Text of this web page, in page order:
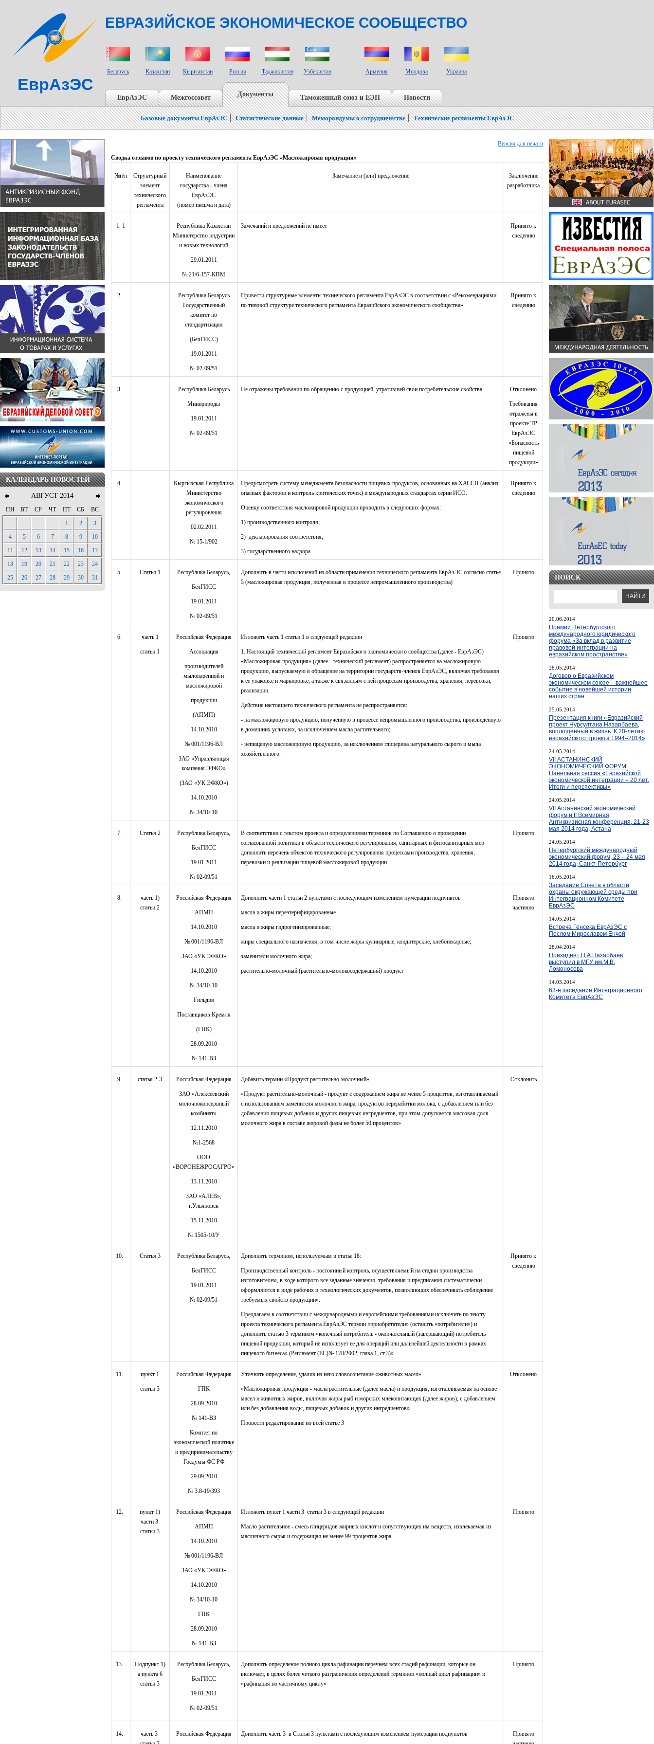
ЕВРАЗИЙСКОЕ ЭКОНОМИЧЕСКОЕ СООБЩЕСТВО
ЕврАзЭС
Беларусь Казахстан Кыргызстан Россия Таджикистан Узбекистан Армения Молдова Украина
ЕврАзЭС Межгоссовет Документы Таможенный союз и ЕЭП Новости
Базовые документы ЕврАзЭС Статистические данные Меморандумы о сотрудничестве Технические регламенты ЕврАзЭС
КАЛЕНДАРЬ НОВОСТЕЙ
АВГУСТ 2014
ПН ВТ СР ЧТ ПТ СБ
ВС
1
2
3
4
5 6 7 8 9
10
11
12 13 14 15 16
17
18
19 20 21 22 23
24
25
26 27 28 29 30 31
Версия для печати
Сводка отзывов по проекту технического регламента ЕврАзЭС «Масложировая продукция»
№п\п
Структурный
элемент
технического
регламента
Наименование
государства - члена
ЕврАзЭС
(номер письма и дата)
Замечание и (или) предложение
Заключение
разработчика
1. 1
Республика Казахстан
Министерство индустрии
и новых технологий
29.01.2011
№ 21/6-157-КПМ
Замечаний и предложений не имеет
Принято к
сведению
2.
Республика Беларусь
Государственный
комитет по
стандартизации
(БелГИСС)
19.01.2011
№ 02-09/51
Привести структурные элементы технического регламента ЕврАзЭС в соответствии с «Рекомендациями
по типовой структуре технического регламента Евразийского экономического сообщества»
Принято к
сведению
3. Республика Беларусь
Минприроды
19.01.2011
№ 02-09/51
Не отражены требования по обращению с продукцией, утратившей свои потребительские свойства Отклонено
Требования
отражены в
проекте ТР
ЕврАзЭС
«Бопасность
пищевой
продукции»
4.
Кыргызская Республика
Министерство
экономического
регулирования
02.02.2011
№ 15-1/902
Предусмотреть систему менеджмента безопасности пищевых продуктов, основанных на ХАССП (анализ
опасных факторов и контроль критических точек) и международных стандартах серии ИСО.
Оценку соответствия масложировой продукции проводить в следующих формах:
1) производственного контроля;
2) декларирования соответствия;
3) государственного надзора.
Принято к
сведению
5. Статья 1 Республика Беларусь,
БелГИСС
19.01.2011
№ 02-09/51
Дополнить в части исключений из области применения технического регламента ЕврАзЭС согласно статье
5 (масложировая продукция, полученная в процессе непромышленного производства)
Принято
6. часть 1
статьи 1
Российская Федерация
Ассоциация
производителей
мыловаренной и
масложировой
продукции
(АПМП)
14.10.2010
№ 001/1196-ВЛ
ЗАО «Управляющая
компания ЭФКО»
(ЗАО «УК ЭФКО»)
14.10.2010
№ 34/10-10
Изложить часть 1 статьи 1 в следующей редакции
1. Настоящий технический регламент Евразийского экономического сообщества (далее - ЕврАзЭС)
«Масложировая продукция» (далее - технический регламент) распространяется на масложировую
продукцию, выпускаемую в обращение на территории государств-членов ЕврАзЭС, включая требования
к её упаковке и маркировке, а также к связанным с ней процессам производства, хранения, перевозки,
реализации.
Действие настоящего технического регламента не распространяется:
- на масложировую продукцию, полученную в процессе непромышленного производства, произведенную
в домашних условиях, за исключением масла растительного;
- непищевую масложировую продукцию, за исключением глицерина натурального сырого и мыла
хозяйственного.
Принято
7. Статья 2 Республика Беларусь,
БелГИСС
19.01.2011
№ 02-09/51
В соответствии с текстом проекта и определениями терминов по Соглашению о проведении
согласованной политики в области технического регулирования, санитарных и фитосанитарных мер
дополнить перечень объектов технического регулирования процессами производства, хранения,
перевозки и реализации пищевой масложировой продукции
Принято
8.
часть 1)
статьи 2
Российская Федерация
АПМП
14.10.2010
№ 001/1196-ВЛ
ЗАО «УК ЭФКО»
14.10.2010
№ 34/10-10
Гильдия
Поставщиков Кремля
(ГПК)
28.09.2010
№ 141-ВЗ
Дополнить части 1 статьи 2 пунктами с последующим изменением нумерации подпунктов
масла и жиры переэтерифицированные
масла и жиры гидрогенизированные;
жиры специального назначения, в том числе жиры кулинарные, кондитерские, хлебопекарные;
заменители молочного жира;
растительно-молочный (растительно-молокосодержащий) продукт
Принято
частично
9. статья 2-3 Российская Федерация
ЗАО «Алексеевский
молочноконсервный
комбинат»
12.11.2010
№1-2568
ООО
«ВОРОНЕЖРОСАГРО»
13.11.2010
ЗАО «АЛЕВ»,
г.Ульяновск
15.11.2010
№ 1505-10/У
Добавить термин «Продукт растительно-молочный»
«Продукт растительно-молочный - продукт с содержанием жира не менее 5 процентов, изготавливаемый
с использованием заменителя молочного жира, продуктов переработки молока, с добавлением или без
добавления пищевых добавок и других пищевых ингредиентов, при этом допускается массовая доля
молочного жира в составе жировой фазы не более 50 процентов»
Отклонить
10. Статья 3 Республика Беларусь,
БелГИСС
19.01.2011
№ 02-09/51
Дополнить термином, используемым в статье 18:
Производственный контроль - постоянный контроль, осуществляемый на стадии производства
изготовителем, в ходе которого все заданные значения, требования и предписания систематически
оформляются в виде рабочих и технологических документов, позволяющих обеспечивать соблюдение
требуемых свойств продукции».
Предлагаем в соответствии с международными и европейскими требованиями исключить по тексту
проекта технического регламента ЕврАзЭС термин «приобретатели» (оставить «потребители») и
дополнить статью 3 термином «конечный потребитель - окончательный (завершающий) потребитель
пищевой продукции, который не использует ее для операций или дальнейшей деятельности в рамках
пищевого бизнеса» (Регламент (ЕС)№ 178/2002, глава 1, ст.3)»
Принято к
сведению
11. пункт 1
статьи 3
Российская Федерация
ГПК
28.09.2010
№ 141-ВЗ
Комитет по
экономической политике
и предпринимательству
Госдумы ФС РФ
29.09.2010
№ 3.8-19/393
Уточнить определение, удалив из него словосочетание «животных масел»
«Масложировая продукция - масла растительные (далее масла) и продукция, изготавливаемая на основе
масел и животных жиров, включая жиры рыб и морских млекопитающих (далее жиров), с добавлением
или без добавления воды, пищевых добавок и других ингредиентов».
Провести редактирование по всей статье 3
Отклонено
12.
пункт 1)
части 3
статьи 3
Российская Федерация
АПМП
14.10.2010
№ 001/1196-ВЛ
ЗАО «УК ЭФКО»
14.10.2010
№ 34/10-10
ГПК
28.09.2010
№ 141-ВЗ
Изложить пункт 1 части 3 статьи 3 в следующей редакции
Масло растительное - смесь глицеридов жирных кислот и сопутствующих им веществ, извлекаемая из
масличного сырья и содержащая не менее 99 процентов жира.
Принято
13.
Подпункт 1)
а пункта 6
статьи 3
Республика Беларусь,
БелГИСС
19.01.2011
№ 02-09/51
Дополнить определение полного цикла рафинации перечнем всех стадий рафинации, которые он
включает, в целях более четкого разграничения определений терминов «полный цикл рафинации» и
«рафинация по частичному циклу»
Принято
14.
часть 3
Российская Федерация Дополнить часть 3 в Статьи 3 пунктами с последующим изменением нумерации подпунктов
Принято
ПОИСК
20.06.2014
Премии Петербургского
международного юридического
форума «За вклад в развитие
правовой интеграции на
евразийском пространстве»
28.05.2014
Договор о Евразийском
экономическом союзе – важнейшее
событие в новейшей истории
наших стран
25.05.2014
Презентация книги «Евразийский
проект Нурсултана Назарбаева,
воплощенный в жизнь. К 20-летию
евразийского проекта 1994–2014»
24.05.2014
VII АСТАНИНСКИЙ
ЭКОНОМИЧЕСКИЙ ФОРУМ.
Панельная сессия «Евразийской
экономической интеграции – 20 лет.
Итоги и перспективы»
24.05.2014
VII Астанинский экономический
форум и II Всемирная
Антикризисная конференция, 21-23
мая 2014 года, Астана
24.05.2014
Петербургский международный
экономический форум, 23 – 24 мая
2014 года, Санкт-Петербург
16.05.2014
Заседание Совета в области
охраны окружающей среды при
Интеграционном Комитете
ЕврАзЭС
14.05.2014
Встреча Генсека ЕврАзЭС с
Послом Мирославом Енчей
28.04.2014
Президент Н.А.Назарбаев
выступил в МГУ им.М.В.
Ломоносова
14.03.2014
63-е заседание Интеграционного
Комитета ЕврАзЭС